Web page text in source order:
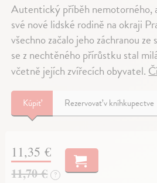
Autentický příběh nemotorného,
své nové lidské rodině na okraji
všechno začalo jeho záchranou
se z nechtěného přírůstku stal
včetně jejích zvířecích obyvatel.
Kúpiť Rezervovať v kníhkupectve
11,35 €
11,70 € ?